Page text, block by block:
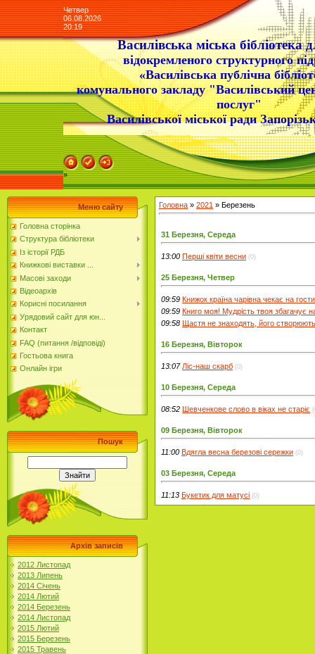
Четвер
06.08.2026
20:19
Василівська міська бібліотека
відокремленого структурного
«Василівська публічна
комунального закладу "Василівський
послуг"
Василівської міської ради
»
Меню сайту
Головна сторінка
Структура бібліотеки
Із історії РДБ
Книжкові виставки ...
Масові заходи
Відеоархів
Корисні посилання
Урядовий сайт для юн...
Контакт
FAQ (питання /відповіді)
Гостьова книга
Онлайн ігри
Пошук
Архів записів
2012 Листопад
2013 Липень
2014 Січень
2014 Лютий
2014 Березень
2014 Листопад
2015 Лютий
2015 Березень
2015 Травень
Головна » 2021 » Березень
31 Березня, Середа
13:00 Перші квіти весни (0)
25 Березня, Четвер
09:59 Книжок країна чарівна чекає на
09:59 Книго моя! Мудрість твоя збагачує
09:58 Щастя не знаходять, його
16 Березня, Вівторок
13:07 Ліс-наш скарб (0)
10 Березня, Середа
08:52 Шевченкове слово в віках не старіє
09 Березня, Вівторок
11:00 Вдягла весна березові сережки (0)
03 Березня, Середа
11:13 Букетик для матусі (0)